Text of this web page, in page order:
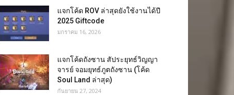
แจกโค้ด ROV ล่าสุดยังใช้งานได้ปี
2025 Giftcode
มกราคม 16, 2026
แจกโค้ดถังซาน สัประยุทธ์วิญญา
จารย์ จอมยุทธ์ภูตถังซาน (โค้ด
Soul Land ล่าสุด)
กันยายน 27, 2024